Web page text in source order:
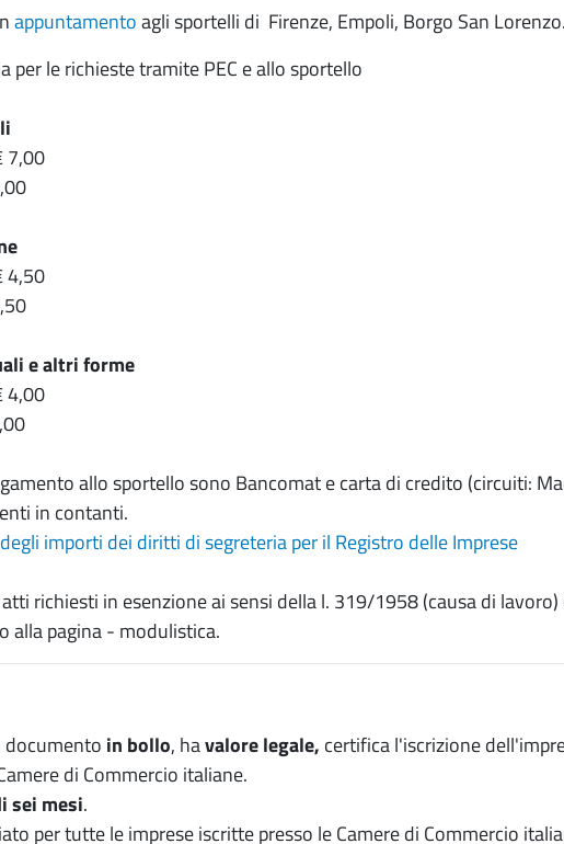
appuntamentoagli sportelli di Firenze, Empoli, Borgo San Lorenzo.
per le richieste tramite PEC e allo sportello
7,00
4,50
e altri forme
4,00
allo sportello sono Bancomat e carta di credito (circuiti:
in contanti.
importi dei diritti di segreteria per il Registro delle Imprese
richiesti in esenzione ai sensi della l. 319/1958 (causa di
alla pagina - modulistica.
documento in bollo, havalore legale, certifica l'iscrizione
di Commercio italiane.
sei mesi.
per tutte le imprese iscritte presso le Camere di Commercio